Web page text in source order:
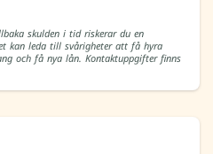
skulden i tid riskerar du en
kan leda till svårigheter att få hyra
och få nya lån. Kontaktuppgifter finns